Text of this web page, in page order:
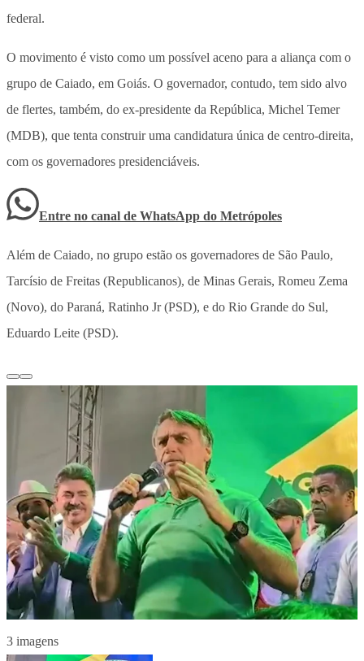
federal.
O movimento é visto como um possível aceno para a aliança com o
grupo de Caiado, em Goiás. O governador, contudo, tem sido alvo
de flertes, também, do ex-presidente da República, Michel Temer
(MDB), que tenta construir uma candidatura única de centro-direita,
com os governadores presidenciáveis.
Entre no canal de WhatsApp do Metrópoles
Além de Caiado, no grupo estão os governadores de São Paulo,
Tarcísio de Freitas (Republicanos), de Minas Gerais, Romeu Zema
(Novo), do Paraná, Ratinho Jr (PSD), e do Rio Grande do Sul,
Eduardo Leite (PSD).
3 imagens